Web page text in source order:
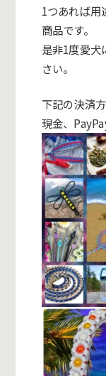
1つあれば用
商品です。
是非1度愛犬
さい。
下記の決済
現金、